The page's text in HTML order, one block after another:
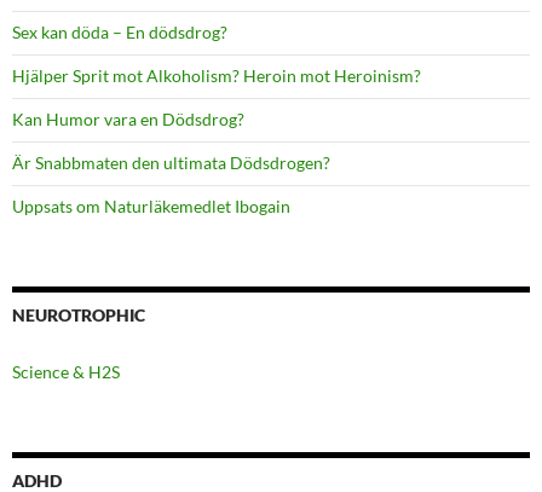
Sex kan döda – En dödsdrog?
Hjälper Sprit mot Alkoholism? Heroin mot Heroinism?
Kan Humor vara en Dödsdrog?
Är Snabbmaten den ultimata Dödsdrogen?
Uppsats om Naturläkemedlet Ibogain
NEUROTROPHIC
Science & H2S
ADHD